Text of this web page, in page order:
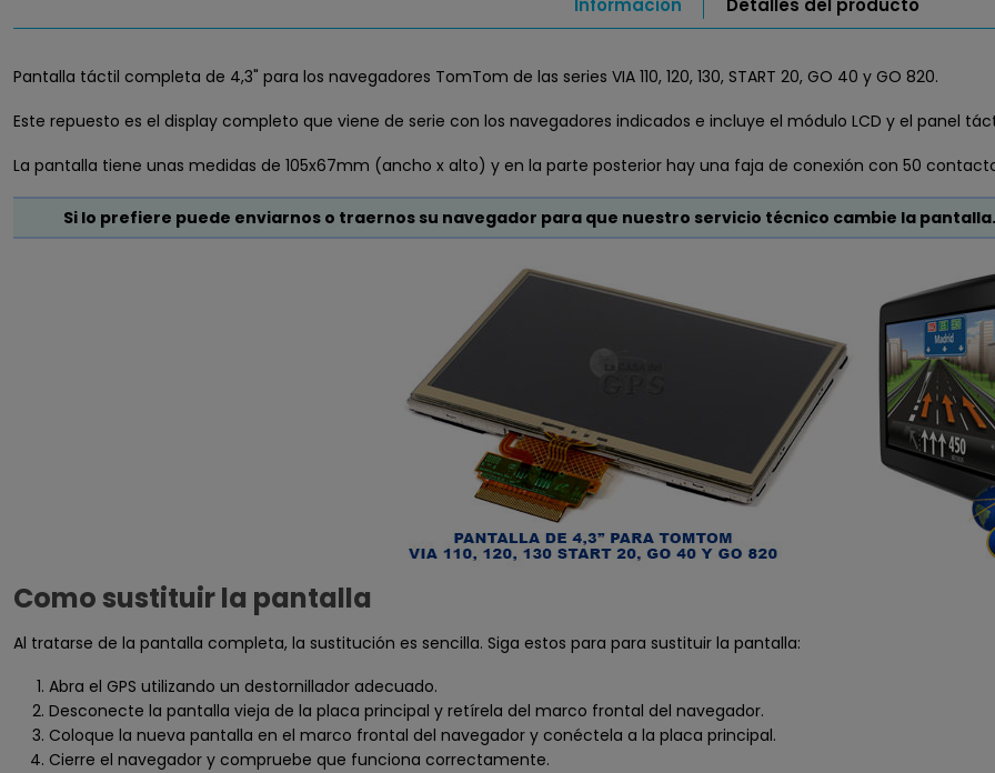
Información Detalles del producto
Pantalla táctil completa de 4,3" para los navegadores TomTom de las series VIA 110, 120, 130, START 20, GO 40 y GO 820.
Este repuesto es el display completo que viene de serie con los navegadores indicados e incluye el módulo LCD y el panel
La pantalla tiene unas medidas de 105x67mm (ancho x alto) y en la parte posterior hay una faja de conexión con 50
Si lo prefiere puede enviarnos o traernos su navegador para que nuestro servicio técnico cambie la pantalla.
Como sustituir la pantalla
Al tratarse de la pantalla completa, la sustitución es sencilla. Siga estos para para sustituir la pantalla:
Abra el GPS utilizando un destornillador adecuado.
Desconecte la pantalla vieja de la placa principal y retírela del marco frontal del navegador.
Coloque la nueva pantalla en el marco frontal del navegador y conéctela a la placa principal.
Cierre el navegador y compruebe que funciona correctamente.